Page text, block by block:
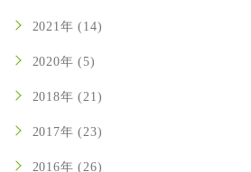
2021年 (14)
2020年 (5)
2018年 (21)
2017年 (23)
2016年 (26)